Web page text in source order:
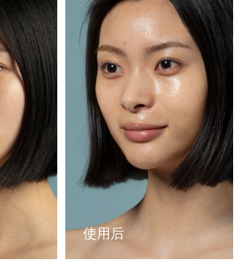
使用后
产品
aging treatments
产品
treatments
products
treatments
2
removal
2 go
friendly IPL hair removal
Cooling Prep Gel
IPL hair removal gel
4 body
body brush
serum
body serum
2 plus
acne LED therapy
2
treatment device
Blemish Solution
acne gel
眼部护理
2 eyes & lips
line smoothing device
2
eye massager
护肤
eye care treatment
derma
microdermabrasion .
remover
护发
4 hair
LED scalp massager
play advanced
light hairbrush
Teeth Whitening Set
LED + sonic device & 18% PAP gel
预计送达日期 8/12/26
预计送达日期8/8/26
区 预计送达日期 8/9/26
预计送达日期 8/8/26
预计送达日期 8/9/26
预计送达日期
8/8/26